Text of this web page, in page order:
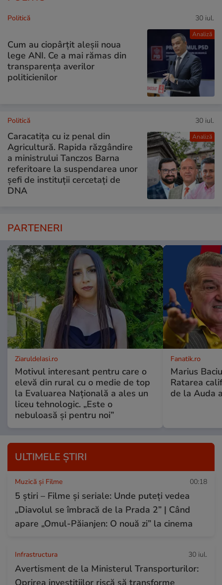
Analiză
Politică 30 iul.
Cum au ciopârțit aleșii noua
lege ANI. Ce a mai rămas din
transparența averilor
politicienilor
Analiză
Politică 30 iul.
Caracatița cu iz penal din
Agricultură. Rapida răzgândire
a ministrului Tanczos Barna
referitoare la suspendarea unor
șefi de instituții cercetați de
DNA
PARTENERI
ZiaruldeIasi.ro
Motivul interesant pentru care o
elevă din rural cu o medie de top
la Evaluarea Națională a ales un
liceu tehnologic. „Este o
nebuloasă și pentru noi”
Fanatik.ro
Marius
Ratarea
de la Auda
ULTIMELE ȘTIRI
Muzică și Filme 00:18
5 știri – Filme și seriale: Unde puteţi vedea
„Diavolul se îmbracă de la Prada 2” | Când
apare „Omul-Păianjen: O nouă zi” la cinema
Infrastructura 30 iul.
Avertisment de la Ministerul Transporturilor:
Oprirea investițiilor riscă să transforme